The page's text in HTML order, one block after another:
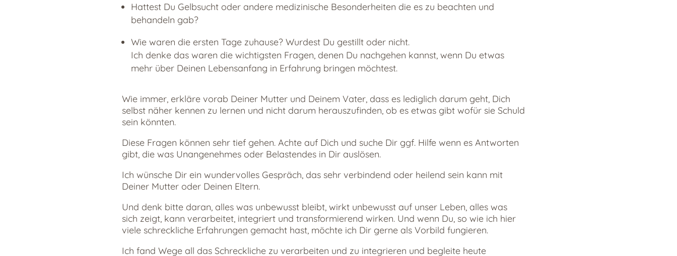
Hattest Du Gelbsucht oder andere medizinische Besonderheiten die es zu beachten und
behandeln gab?
Wie waren die ersten Tage zuhause? Wurdest Du gestillt oder nicht.
Ich denke das waren die wichtigsten Fragen, denen Du nachgehen kannst, wenn Du etwas
mehr über Deinen Lebensanfang in Erfahrung bringen möchtest.
Wie immer, erkläre vorab Deiner Mutter und Deinem Vater, dass es lediglich darum geht, Dich
selbst näher kennen zu lernen und nicht darum herauszufinden, ob es etwas gibt wofür sie Schuld
sein könnten.
Diese Fragen können sehr tief gehen. Achte auf Dich und suche Dir ggf. Hilfe wenn es Antworten
gibt, die was Unangenehmes oder Belastendes in Dir auslösen.
Ich wünsche Dir ein wundervolles Gespräch, das sehr verbindend oder heilend sein kann mit
Deiner Mutter oder Deinen Eltern.
Und denk bitte daran, alles was unbewusst bleibt, wirkt unbewusst auf unser Leben, alles was
sich zeigt, kann verarbeitet, integriert und transformierend wirken. Und wenn Du, so wie ich hier
viele schreckliche Erfahrungen gemacht hast, möchte ich Dir gerne als Vorbild fungieren.
Ich fand Wege all das Schreckliche zu verarbeiten und zu integrieren und begleite heute